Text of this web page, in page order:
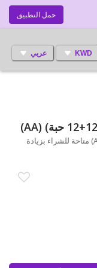
حمل التطبيق
KWD عربي
فيلبس بطاريات ألكالين عرض خاص (12+12 حبة) (AA) متاحة للشراء بزيادة